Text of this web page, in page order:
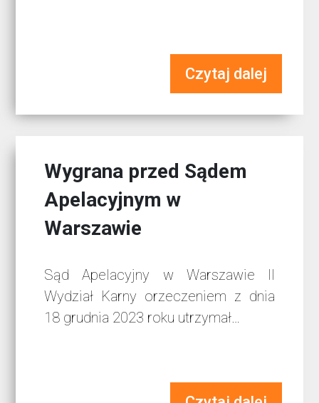
Czytaj dalej
Wygrana przed Sądem
Apelacyjnym w
Warszawie
Sąd Apelacyjny w Warszawie II
Wydział Karny orzeczeniem z dnia
18 grudnia 2023 roku utrzymał…